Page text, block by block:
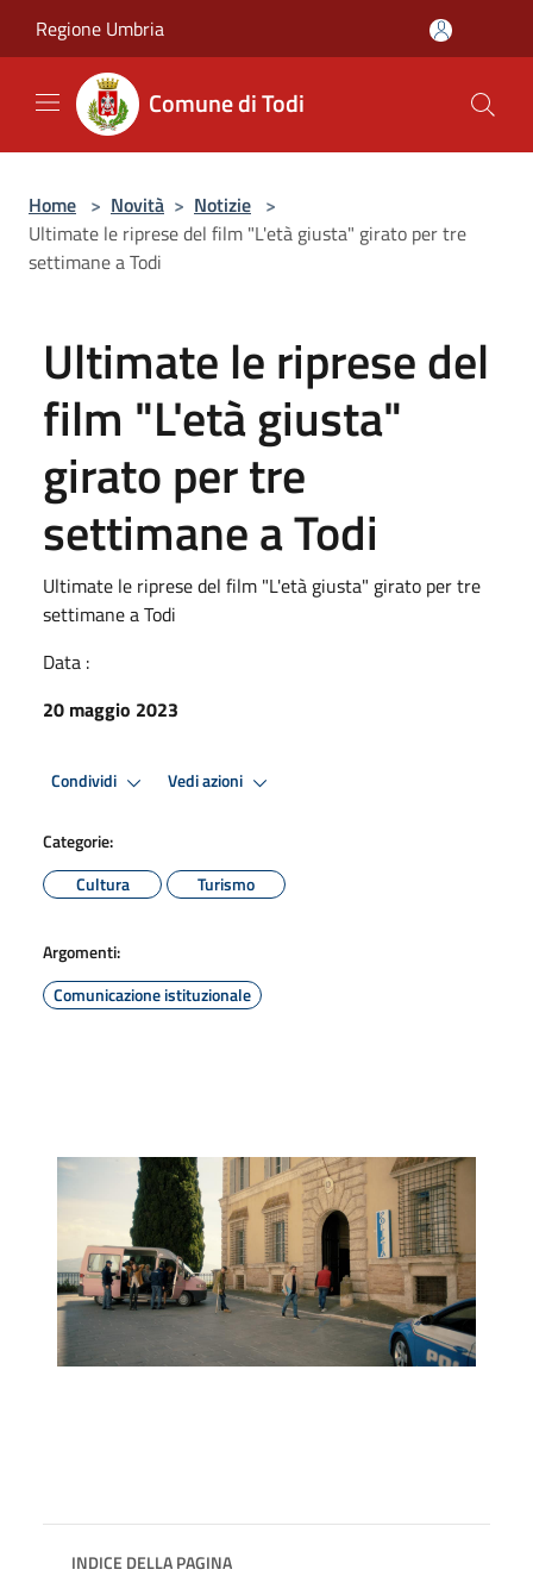
Regione Umbria
Comune di Todi
Home > Novità > Notizie >
Ultimate le riprese del film "L'età giusta" girato per tre
settimane a Todi
Ultimate le riprese del
film "L'età giusta"
girato per tre
settimane a Todi
Ultimate le riprese del film "L'età giusta" girato per tre
settimane a Todi
Data :
20 maggio 2023
Condividi Vedi azioni
Categorie:
Cultura
Turismo
Argomenti:
Comunicazione istituzionale
INDICE DELLA PAGINA